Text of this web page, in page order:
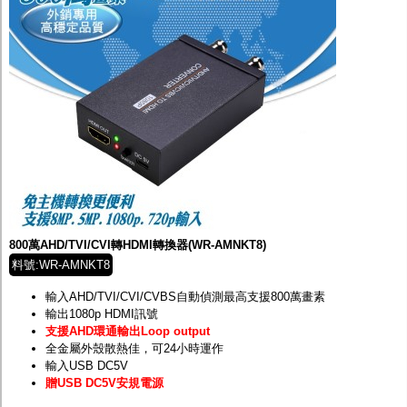
800萬AHD/TVI/CVI轉HDMI轉換器(WR-AMNKT8)
料號:WR-AMNKT8
輸入AHD/TVI/CVI/CVBS自動偵測最高支援800萬畫素
輸出1080p HDMI訊號
支援AHD環通輸出Loop output
全金屬外殼散熱佳，可24小時運作
輸入USB DC5V
贈USB DC5V安規電源